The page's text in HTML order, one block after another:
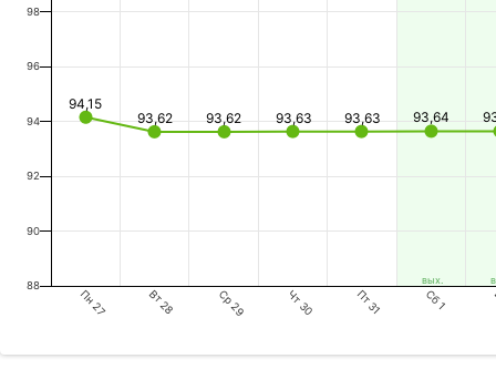
вых.
94,15
93,62
93,62 93,63 93,63 93,64
Пн 27 Вт 28 Ср 29 Чт 30 Пт 31 Сб 1
88
90
92
94
96
98